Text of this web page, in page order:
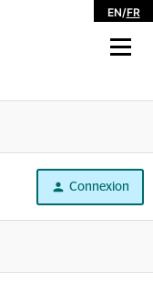
EN/FR
Connexion